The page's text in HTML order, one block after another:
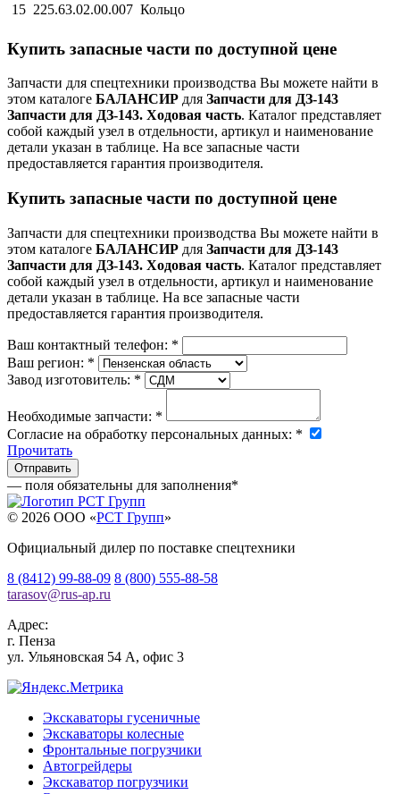
15 225.63.02.00.007 Кольцо
Купить запасные части по доступной цене
Запчасти для спецтехники производства Вы можете найти в
этом каталоге БАЛАНСИР для Запчасти для ДЗ-143
Запчасти для ДЗ-143. Ходовая часть. Каталог представляет
собой каждый узел в отдельности, артикул и наименование
детали указан в таблице. На все запасные части
предоставляется гарантия производителя.
Купить запасные части по доступной цене
Запчасти для спецтехники производства Вы можете найти в
этом каталоге БАЛАНСИР для Запчасти для ДЗ-143
Запчасти для ДЗ-143. Ходовая часть. Каталог представляет
собой каждый узел в отдельности, артикул и наименование
детали указан в таблице. На все запасные части
предоставляется гарантия производителя.
Ваш контактный телефон: *
Ваш регион: *
Завод изготовитель: *
Необходимые запчасти: *
Согласие на обработку персональных данных: *
Прочитать
— поля обязательны для заполнения*
© 2026 OOO «РСТ Групп»
Официальный дилер по поставке спецтехники
8 (8412) 99-88-09 8 (800) 555-88-58
tarasov@rus-ap.ru
Адрес:
г. Пенза
ул. Ульяновская 54 А, офис 3
Экскаваторы гусеничные
Экскаваторы колесные
Фронтальные погрузчики
Автогрейдеры
Экскаватор погрузчики